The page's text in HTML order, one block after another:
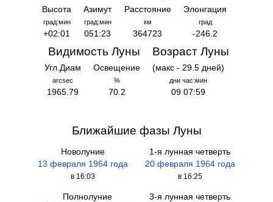
Высота
град:мин
+02:01
Азимут
град:мин
051:23
Расстояние
км
364723
Элонгация
град
-246.2
Видимость Луны
Угл.Диам
arcsec
1965.79
Освещение
%
70.2
Возраст Луны
(макс - 29.5 дней)
дни час:мин
09 07:59
Ближайшие фазы Луны
Новолуние
13 февраля 1964 года
в 16:03
1-я лунная четверть
20 февраля 1964 года
в 16:25
Полнолуние
3-я лунная четверть